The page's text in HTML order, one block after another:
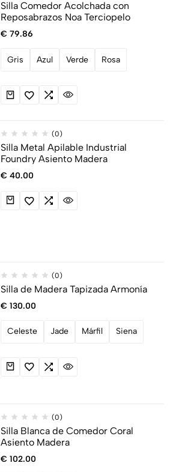
Silla Comedor Acolchada con
Reposabrazos Noa Terciopelo
€ 79.86
Gris Azul Verde Rosa
(0)
Silla Metal Apilable Industrial
Foundry Asiento Madera
€ 40.00
(0)
Silla de Madera Tapizada Armonía
€ 130.00
Celeste Jade Márfil Siena
(0)
Silla Blanca de Comedor Coral
Asiento Madera
€ 102.00